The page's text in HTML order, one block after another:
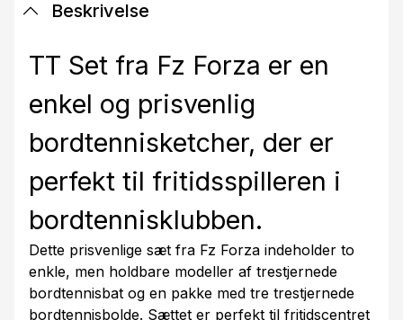
Beskrivelse
TT Set fra Fz Forza er en
enkel og prisvenlig
bordtennisketcher, der er
perfekt til fritidsspilleren i
bordtennisklubben.
Dette prisvenlige sæt fra Fz Forza indeholder to
enkle, men holdbare modeller af trestjernede
bordtennisbat og en pakke med tre trestjernede
bordtennisbolde. Sættet er perfekt til fritidscentret